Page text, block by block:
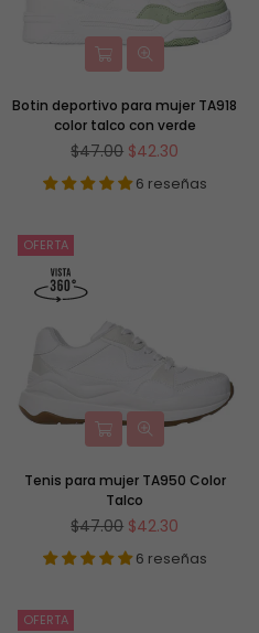
Botin deportivo para mujer TA918
color talco con verde
Precio
$47.00 $42.30
6 reseñas
OFERTA
Tenis para mujer TA950 Color
Talco
Precio
$47.00 $42.30
6 reseñas
OFERTA